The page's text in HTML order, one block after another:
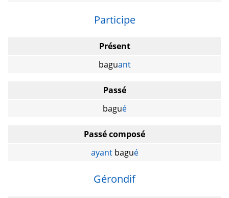
Participe
Présent
baguant
Passé
bagué
Passé composé
ayantbagué
Gérondif